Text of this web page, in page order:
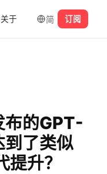
关于 简 订阅
的GPT-
了类似
升？